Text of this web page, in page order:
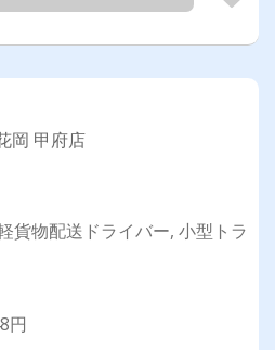
岡 甲府店
貨物配送ドライバー, 小型トラ
円